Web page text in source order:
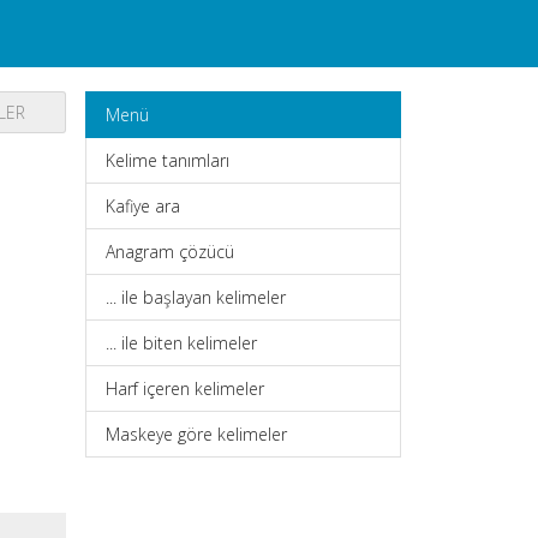
Menü
Kelime tanımları
Kafiye ara
Anagram çözücü
... ile başlayan kelimeler
... ile biten kelimeler
Harf içeren kelimeler
Maskeye göre kelimeler